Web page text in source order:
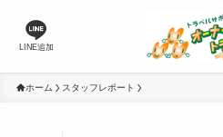
LINE追加
ホーム スタッフレポート